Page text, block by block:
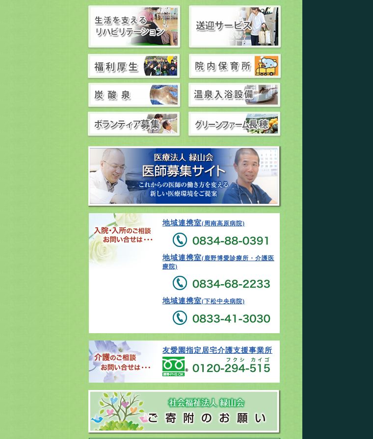
地域連携室(周南高原病院)
地域連携室(鹿野博愛診療所・介護医
療院)
地域連携室(下松中央病院)
友愛園指定居宅介護支援事業所